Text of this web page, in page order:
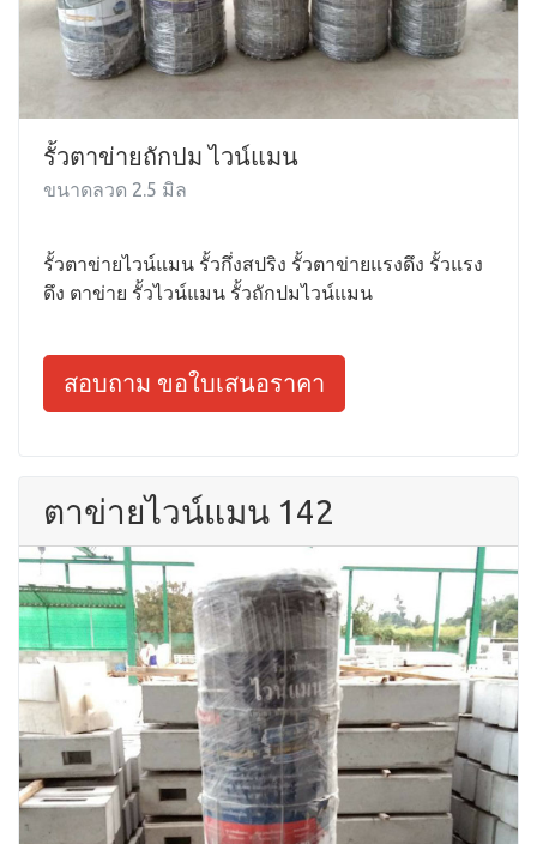
รั้วตาข่ายถักปม ไวน์แมน
ขนาดลวด 2.5 มิล
รั้วตาข่ายไวน์แมน รั้วกึ่งสปริง รั้วตาข่ายแรงดึง รั้วแรง
ดึง ตาข่าย รั้วไวน์แมน รั้วถักปมไวน์แมน
สอบถาม ขอใบเสนอราคา
ตาข่ายไวน์แมน 142